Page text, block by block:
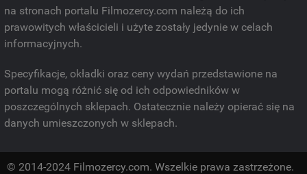
na stronach portalu Filmozercy.com należą do ich
prawowitych właścicieli i użyte zostały jedynie w celach
informacyjnych.
Specyfikacje, okładki oraz ceny wydań przedstawione na
portalu mogą różnić się od ich odpowiedników w
poszczególnych sklepach. Ostatecznie należy opierać się na
danych umieszczonych w sklepach.
© 2014-2024 Filmozercy.com. Wszelkie prawa zastrzeżone.